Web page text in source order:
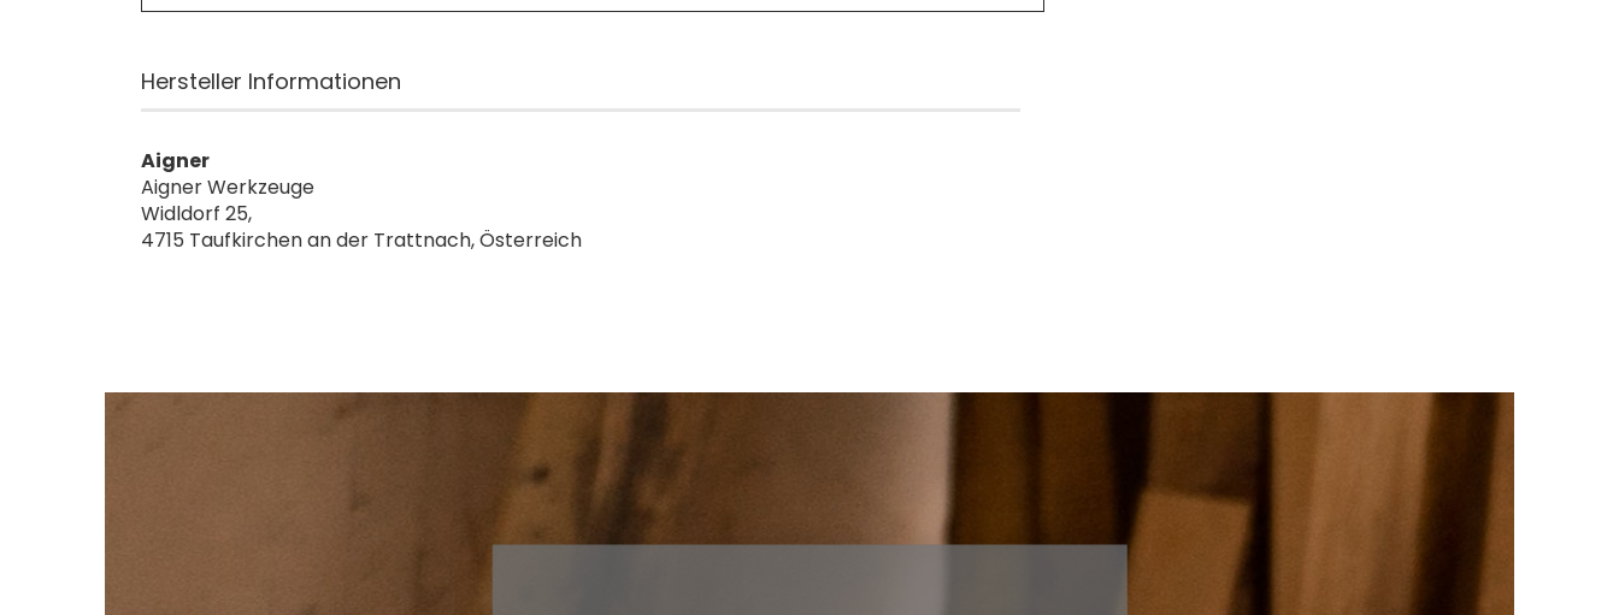
Hersteller Informationen
Aigner
Aigner Werkzeuge
Widldorf 25,
4715 Taufkirchen an der Trattnach, Österreich